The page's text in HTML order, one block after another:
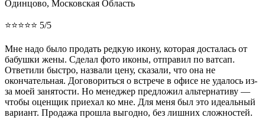
Одинцово, Московская Область
⭐⭐⭐⭐⭐ 5/5
Мне надо было продать редкую икону, которая досталась от
бабушки жены. Сделал фото иконы, отправил по ватсап.
Ответили быстро, назвали цену, сказали, что она не
окончательная. Договориться о встрече в офисе не удалось из-
за моей занятости. Но менеджер предложил альтернативу —
чтобы оценщик приехал ко мне. Для меня был это идеальный
вариант. Продажа прошла выгодно, без лишних сложностей.